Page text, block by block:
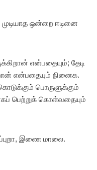
ஒன்றை ஈடினை
என்பதையும்; தேடி
என்பதையும் நினைக.
பொருளுக்கும்
பெற்றுக் கொள்வதையும்
இணை மாலை.